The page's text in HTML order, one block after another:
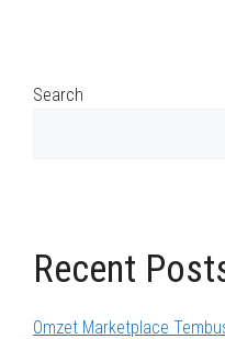
Search
Recent
Omzet Marketplace